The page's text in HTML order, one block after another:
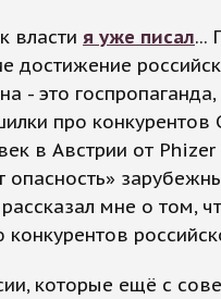
власти я уже писал...
достижение
- это
про конкурентов
в Австрии от
опасность»
мне о том,
конкурентов
которые ещё с